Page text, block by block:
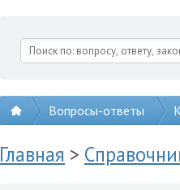
Вопросы-ответы
Главная >